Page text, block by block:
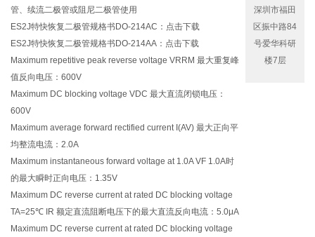
管、续流二极管或阻尼二极管使用
ES2J特快恢复二极管规格书DO-214AC： 点击下载
ES2J特快恢复二极管规格书DO-214AA： 点击下载
Maximum repetitive peak reverse voltage VRRM 最大重复峰
值反向电压：600V
Maximum DC blocking voltage VDC 最大直流闭锁电压：
600V
Maximum average forward rectified current I(AV) 最大正向平
均整流电流：2.0A
Maximum instantaneous forward voltage at 1.0A VF 1.0A时
的最大瞬时正向电压：1.35V
Maximum DC reverse current at rated DC blocking voltage
TA=25℃ IR 额定直流阻断电压下的最大直流反向电流：5.0μA
Maximum DC reverse current at rated DC blocking voltage
深圳市福田
区振中路84
号爱华科研
楼7层